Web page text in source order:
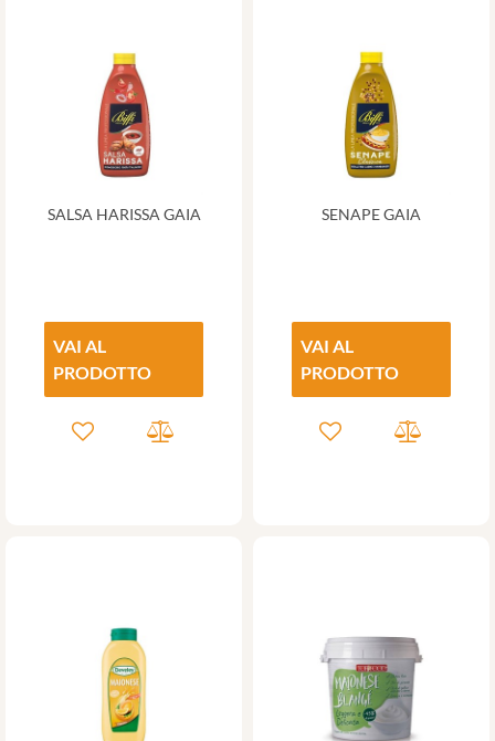
SALSA HARISSA GAIA
VAI AL
PRODOTTO
SENAPE GAIA
VAI AL
PRODOTTO